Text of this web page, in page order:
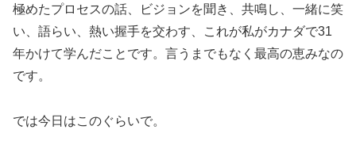
極めたプロセスの話、ビジョンを聞き、共鳴し、一緒に笑
い、語らい、熱い握手を交わす、これが私がカナダで31
年かけて学んだことです。言うまでもなく最高の恵みなの
です。
では今日はこのぐらいで。